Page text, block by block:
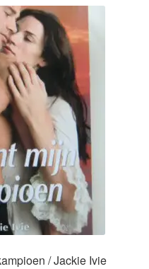
/ Jackie Ivie